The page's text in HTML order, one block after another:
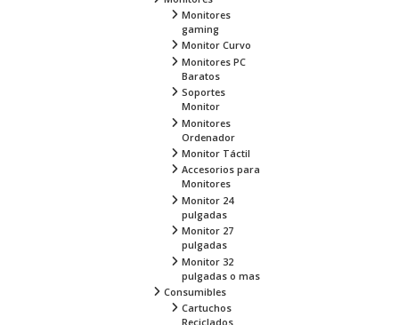
Monitores
gaming
Monitor Curvo
Monitores PC
Baratos
Soportes
Monitor
Monitores
Ordenador
Monitor Táctil
Accesorios para
Monitores
Monitor 24
pulgadas
Monitor 27
pulgadas
Monitor 32
pulgadas o mas
Consumibles
Cartuchos
Reciclados